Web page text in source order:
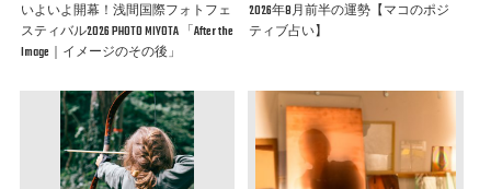
いよいよ開幕！浅間国際フォトフェ
スティバル2026 PHOTO MIYOTA 「After the
Image｜イメージのその後」
2026年8月前半の運勢【マコのポジ
ティブ占い】